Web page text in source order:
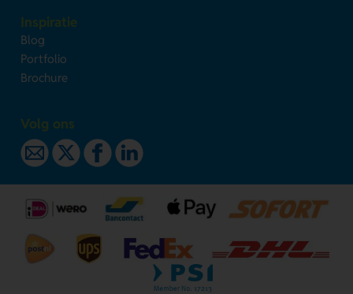
Inspiratie
Blog
Portfolio
Brochure
Volg ons